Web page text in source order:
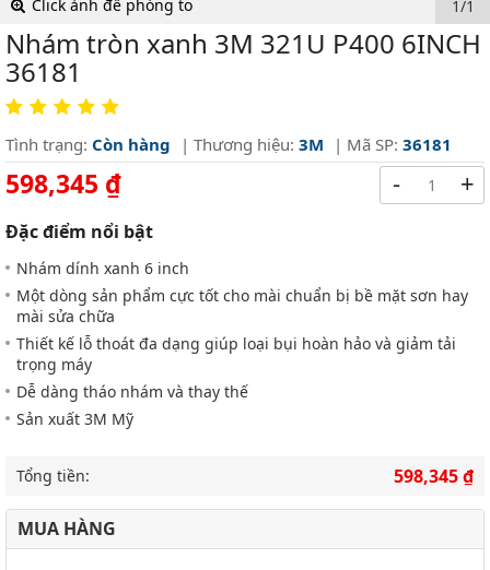
Click ảnh để phóng to 1/1
Nhám tròn xanh 3M 321U P400 6INCH
36181
Tình trạng: Còn hàng | Thương hiệu: 3M | Mã SP: 36181
598,345 ₫
Đặc điểm nổi bật
Nhám dính xanh 6 inch
Một dòng sản phẩm cực tốt cho mài chuẩn bị bề mặt sơn hay
mài sửa chữa
Thiết kế lỗ thoát đa dạng giúp loại bụi hoàn hảo và giảm tải
trọng máy
Dễ dàng tháo nhám và thay thế
Sản xuất 3M Mỹ
- +
Tổng tiền: 598,345 ₫
MUA HÀNG